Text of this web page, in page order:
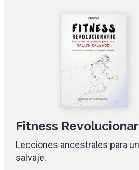
Fitness
Lecciones ancestrales para
salvaje.